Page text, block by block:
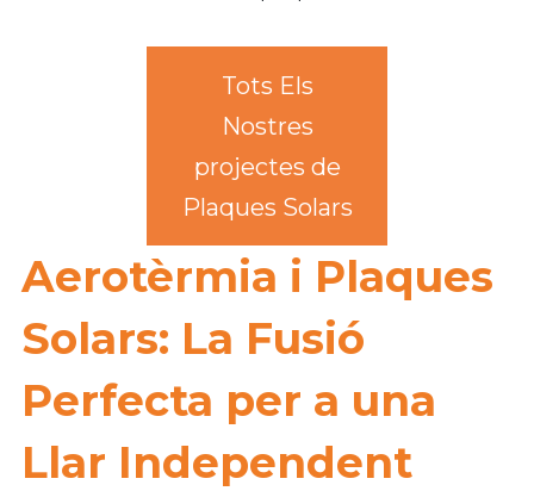
Tots Els
Nostres
projectes de
Plaques Solars
Aerotèrmia i Plaques
Solars: La Fusió
Perfecta per a una
Llar Independent